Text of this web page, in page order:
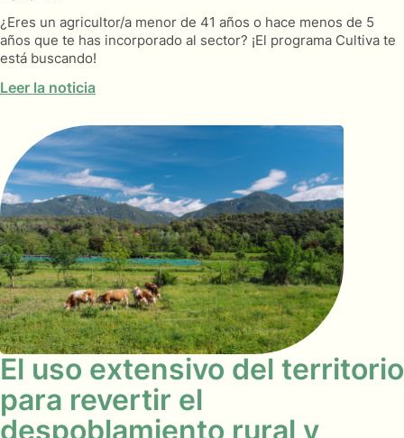
¿Eres un agricultor/a menor de 41 años o hace menos de 5
años que te has incorporado al sector? ¡El programa Cultiva te
está buscando!
Leer la noticia
El uso extensivo del territorio
para revertir el
despoblamiento rural y